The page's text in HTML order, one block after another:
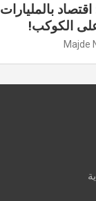
اقتصاد بالمليارات
الكوكب!
Majde